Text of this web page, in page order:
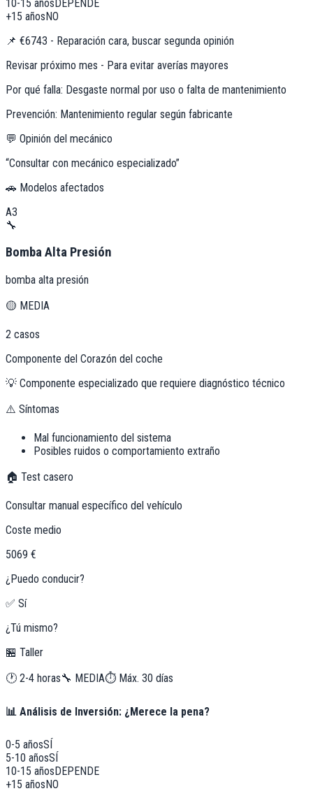
10-15 añosDEPENDE
+15 añosNO
📌 €6743 - Reparación cara, buscar segunda opinión
Revisar próximo mes - Para evitar averías mayores
Por qué falla: Desgaste normal por uso o falta de mantenimiento
Prevención: Mantenimiento regular según fabricante
💬 Opinión del mecánico
“Consultar con mecánico especializado”
🚗 Modelos afectados
A3
🔧
Bomba Alta Presión
bomba alta presión
🟡 MEDIA
2 casos
Componente del Corazón del coche
💡 Componente especializado que requiere diagnóstico técnico
⚠️ Síntomas
Mal funcionamiento del sistema
Posibles ruidos o comportamiento extraño
🏠 Test casero
Consultar manual específico del vehículo
Coste medio
5069 €
¿Puedo conducir?
✅ Sí
¿Tú mismo?
🏪 Taller
🕐 2-4 horas🔧 MEDIA⏱️ Máx. 30 días
📊 Análisis de Inversión: ¿Merece la pena?
0-5 añosSÍ
5-10 añosSÍ
10-15 añosDEPENDE
+15 añosNO